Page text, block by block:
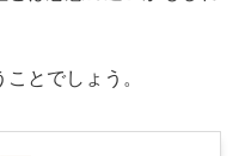
とでしょう。